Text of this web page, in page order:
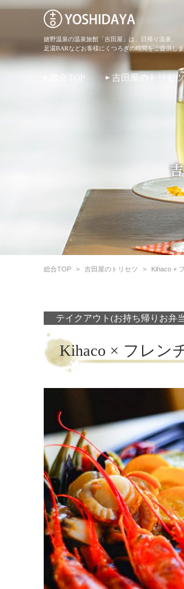
嬉野温泉の温泉旅館「吉田屋」は、日帰り温泉、
足湯BARなどお客様にくつろぎの時間をご提供し
総合TOP 吉田屋のトリセツ
総合TOP > 吉田屋のトリセツ > Kihaco ×
テイクアウト(お持ち帰りお弁
Kihaco × フレ